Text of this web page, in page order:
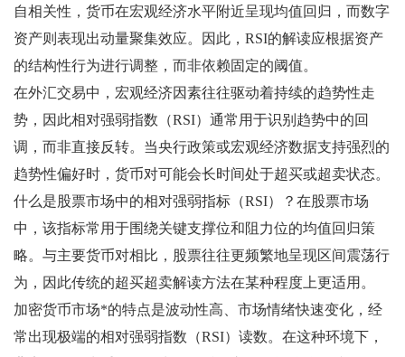
自相关性，货币在宏观经济水平附近呈现均值回归，而数字
资产则表现出动量聚集效应。因此，RSI的解读应根据资产
的结构性行为进行调整，而非依赖固定的阈值。
在外汇交易中，宏观经济因素往往驱动着持续的趋势性走
势，因此相对强弱指数（RSI）通常用于识别趋势中的回
调，而非直接反转。当央行政策或宏观经济数据支持强烈的
趋势性偏好时，货币对可能会长时间处于超买或超卖状态。
什么是股票市场中的相对强弱指标（RSI）？在股票市场
中，该指标常用于围绕关键支撑位和阻力位的均值回归策
略。与主要货币对相比，股票往往更频繁地呈现区间震荡行
为，因此传统的超买超卖解读方法在某种程度上更适用。
加密货币市场*的特点是波动性高、市场情绪快速变化，经
常出现极端的相对强弱指数（RSI）读数。在这种环境下，